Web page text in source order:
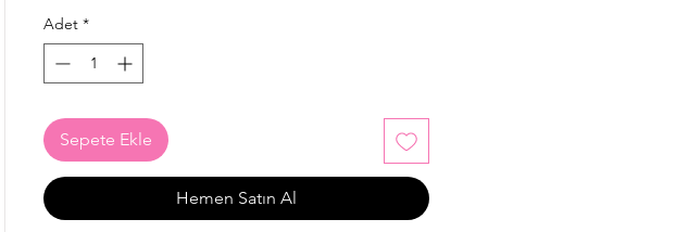
Adet *
Sepete Ekle
Hemen Satın Al